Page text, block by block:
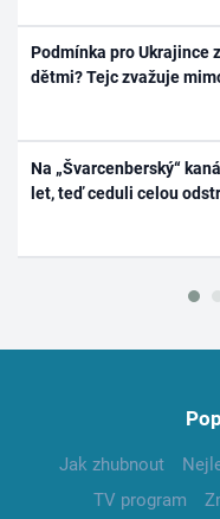
Podmínka pro Ukrajince
dětmi? Tejc zvažuje
Na „Švarcenberský“
let, teď ceduli celou
Jak zhubnout
TV program